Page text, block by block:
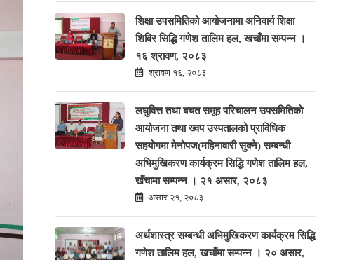
शिक्षा उपसमितिको आयोजनामा अनिवार्य शिक्षा
शिविर सिद्धि गणेश तालिम हल, खचाँमा सम्पन्न ।
१६ श्रावण, २०८३
श्रावण १६, २०८३
लघुवित्त तथा बचत समूह परिचालन उपसमितिको
आयोजना तथा ख्वप उस्पतालको प्राविधिक
सहयोगमा मेनोपज(महिनावारी सुक्ने) सम्बन्धी
अभिमुखिकरण कार्यक्रम सिद्धि गणेश तालिम हल,
खँचामा सम्पन्न । २१ असार, २०८३
असार २१, २०८३
अर्थशास्त्र सम्बन्धी अभिमुखिकरण कार्यक्रम सिद्धि
गणेश तालिम हल, खचाँमा सम्पन्न । २० असार,